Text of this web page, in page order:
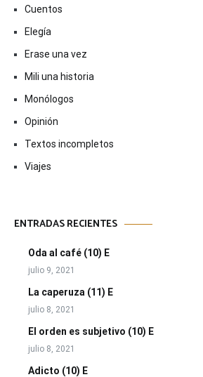
Cuentos
Elegía
Erase una vez
Mili una historia
Monólogos
Opinión
Textos incompletos
Viajes
ENTRADAS RECIENTES
Oda al café (10) E
julio 9, 2021
La caperuza (11) E
julio 8, 2021
El orden es subjetivo (10) E
julio 8, 2021
Adicto (10) E